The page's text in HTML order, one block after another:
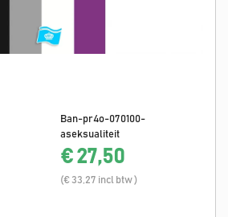
Ban-pr4o-070100-
aseksualiteit
€ 27,50
(€ 33,27 incl btw )